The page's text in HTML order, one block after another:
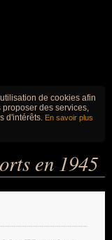
de cookies afin
des services,
d'intérêts. En savoir plus
en 1945